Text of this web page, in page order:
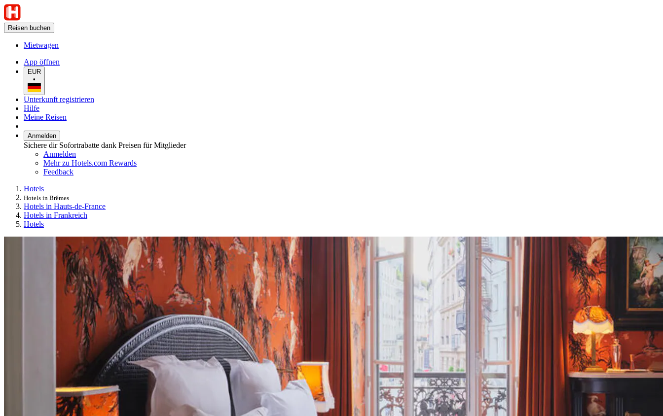
Reisen buchen
Mietwagen
App öffnen
EUR
•
Unterkunft registrieren
Hilfe
Meine Reisen
Anmelden
Sichere dir Sofortrabatte dank Preisen für Mitglieder
Anmelden
Mehr zu Hotels.com Rewards
Feedback
Hotels
Hotels in Brêmes
Hotels in Hauts-de-France
Hotels in Frankreich
Hotels